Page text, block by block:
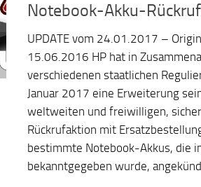
Notebook-Akku-
UPDATE vom 24.01.2017 –
15.06.2016 HP hat in
verschiedenen staatlichen
Januar 2017 eine Erweiterung
weltweiten und freiwilligen,
Rückrufaktion mit
bestimmte Notebook-Akkus, die
bekanntgegeben wurde,